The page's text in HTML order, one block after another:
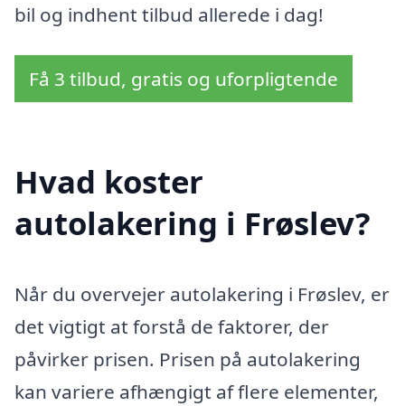
bil og indhent tilbud allerede i dag!
Få 3 tilbud, gratis og uforpligtende
Hvad koster
autolakering i Frøslev?
Når du overvejer autolakering i Frøslev, er
det vigtigt at forstå de faktorer, der
påvirker prisen. Prisen på autolakering
kan variere afhængigt af flere elementer,